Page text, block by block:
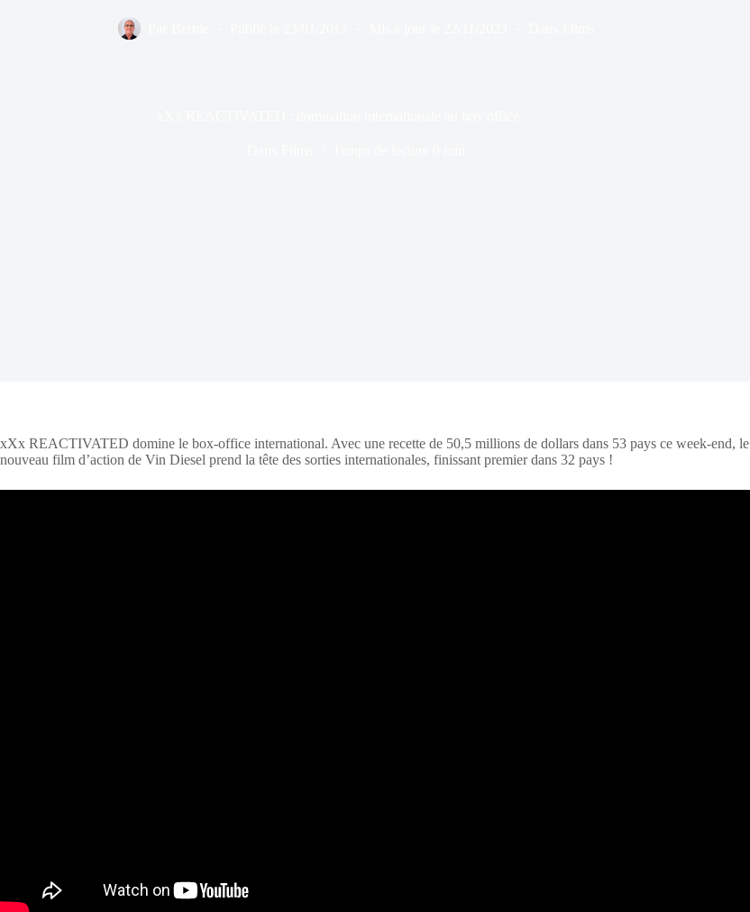
xXx REACTIVATED domine le box-office international. Avec une recette de 50,5 millions de dollars dans 53 pays ce week-end, le
nouveau film d’action de Vin Diesel prend la tête des sorties internationales, finissant premier dans 32 pays !